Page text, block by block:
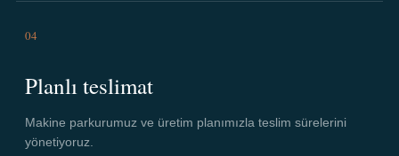
04
Planlı teslimat
Makine parkurumuz ve üretim planımızla teslim sürelerini
yönetiyoruz.